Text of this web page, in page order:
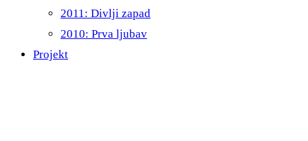
2011: Divlji zapad
2010: Prva ljubav
Projekt